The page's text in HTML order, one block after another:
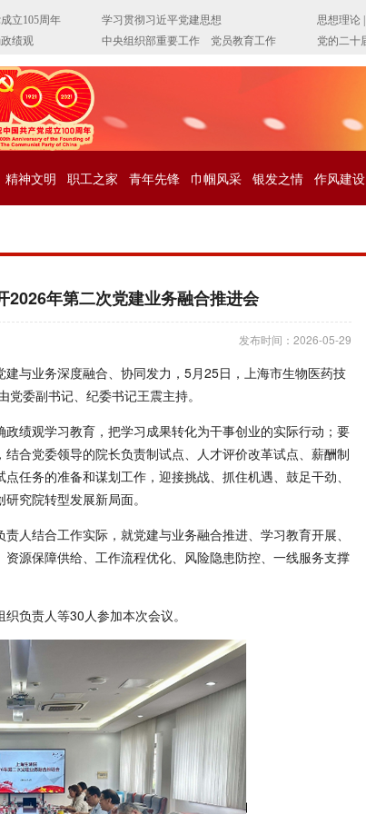
精神文明 职工之家 青年先锋 巾帼风采 银发之情 作风建设
2026年第二次党建业务融合推进会
发布时间：2026-05-29
与业务深度融合、协同发力，5月25日， 上海市生物医药技
委副书记、纪委书记王震主持。
绩观学习教育，把学习成果转化为干事创业的实际行动；要
合党委领导的院长负责制试点、人才评价改革试点、薪酬制
任务的准备和谋划工作，迎接挑战、抓住机遇、鼓足干劲、
究院转型发展新局面。
人结合工作实际，就党建与业务融合推进、学习教育开展、
源保障供给、工作流程优化、风险隐患防控、一线服务支撑
负责人等30人参加本次会议。